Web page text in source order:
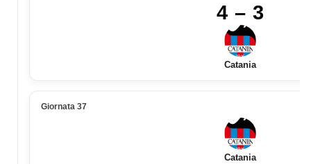
4 – 3
Catania
Giornata 37
Catania